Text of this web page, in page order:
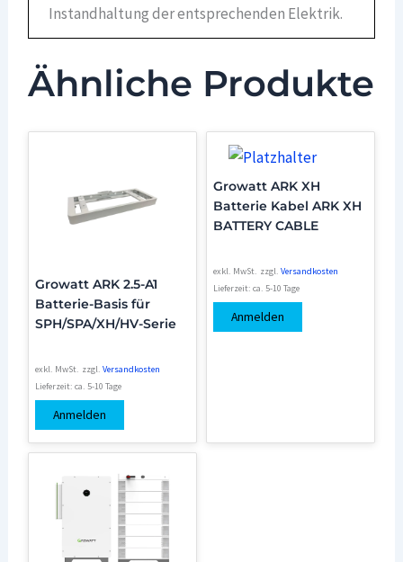
Instandhaltung der entsprechenden Elektrik.
Ähnliche Produkte
Growatt ARK 2.5-A1
Batterie-Basis für
SPH/SPA/XH/HV-Serie
exkl. MwSt. zzgl.Versandkosten
Lieferzeit:ca. 5-10 Tage
Anmelden
Growatt ARK XH
Batterie Kabel ARK XH
BATTERY CABLE
exkl. MwSt. zzgl. Versandkosten
Lieferzeit: ca. 5-10 Tage
Anmelden